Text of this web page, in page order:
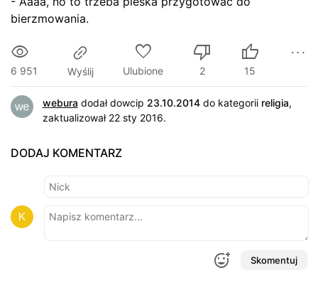
bierzmowania.
6 951 Wyślij Ulubione 2 15
webura dodał dowcip 23.10.2014do kategorii religia,
zaktualizował 22 sty 2016.
DODAJ KOMENTARZ
Skomentuj